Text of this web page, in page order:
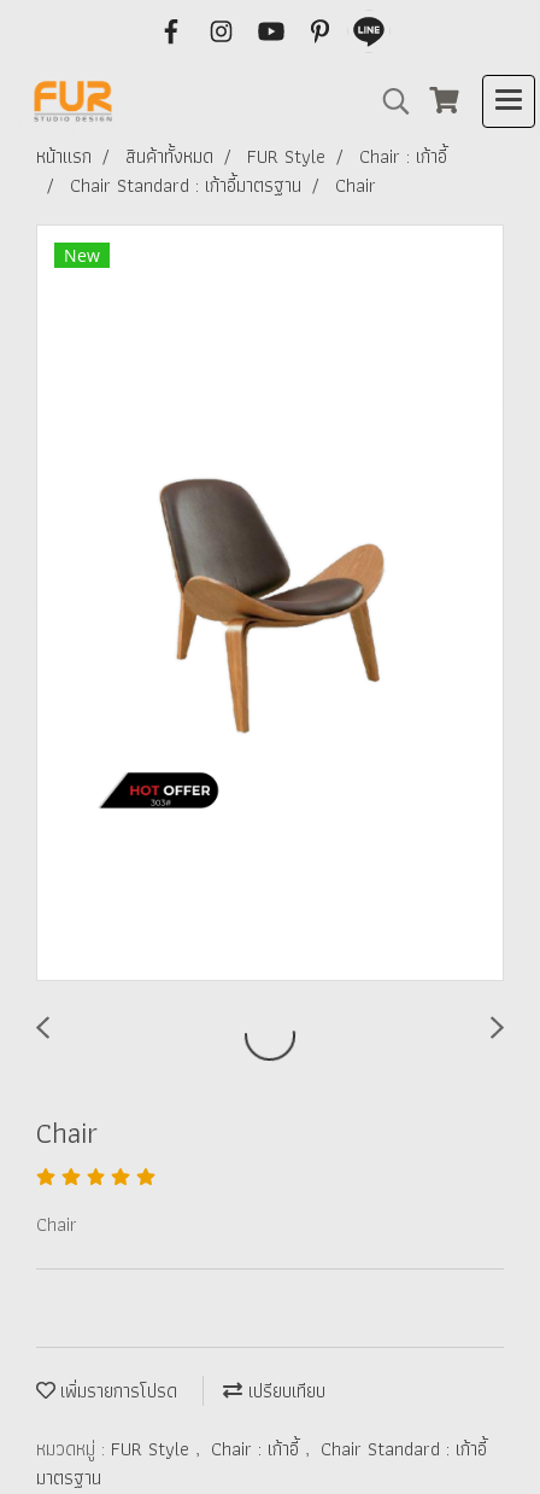
หน้าแรก สินค้าทั้งหมด FUR Style
Chair : เก้าอี้
Chair Standard : เก้าอี้มาตรฐาน
Chair
New
Chair
Chair
เพิ่มรายการโปรด
เปรียบเทียบ
หมวดหมู่ : FUR Style , Chair : เก้าอี้ , Chair Standard : เก้าอี้
มาตรฐาน